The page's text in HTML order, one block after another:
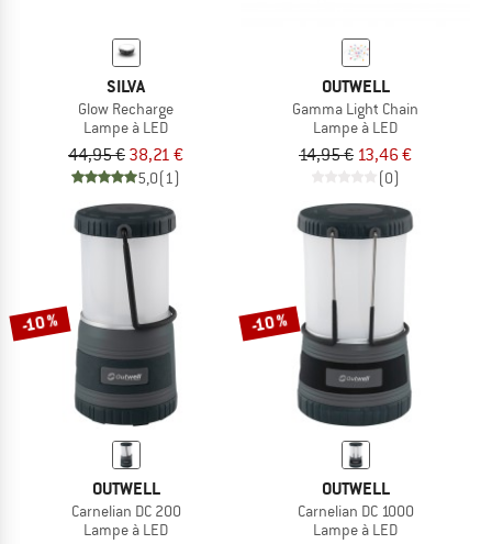
SILVA
Glow Recharge
Lampe à LED
44,95 € 38,21 €
5,0(1)
OUTWELL
Gamma Light Chain
Lampe à LED
14,95 € 13,46 €
(0)
-10 %
OUTWELL
Carnelian DC 200
Lampe à LED
-10 %
OUTWELL
Carnelian DC 1000
Lampe à LED